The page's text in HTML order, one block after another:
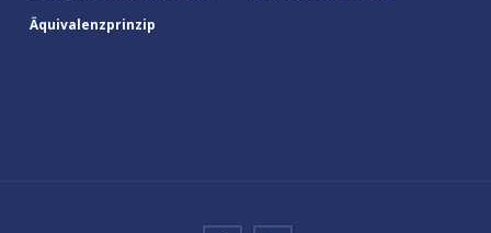
Äquivalenzprinzip